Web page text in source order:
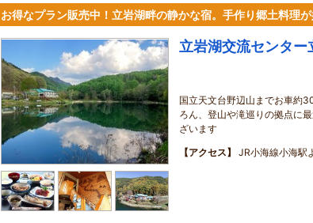
お得なプラン販売中！立岩湖畔の静かな宿。手作り郷土料理
立岩湖交流センター
国立天文台野辺山までお車約
ろん、登山や滝巡りの拠点に
ざいます
【アクセス】
JR小海線小海駅